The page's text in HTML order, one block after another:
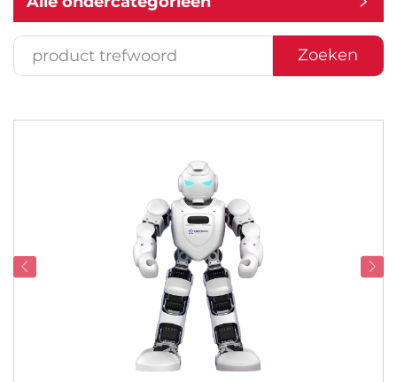
Toepassing
Serviceondersteuning
Contacteer Ons
Zoeken